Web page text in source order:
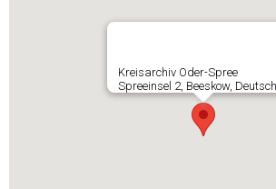
Kreisarchiv Oder-Spree
Spreeinsel 2, Beeskow,